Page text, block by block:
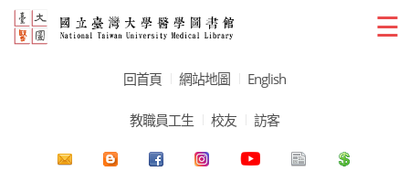
☰
回首頁 網站地圖 English
教職員工生 校友 訪客